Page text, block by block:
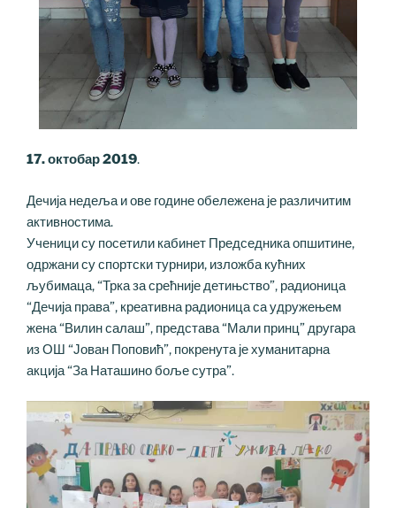
17. октобар 2019.
Дечија недеља и ове године обележена је различитим
активностима.
Ученици су посетили кабинет Председника опшитине,
одржани су спортски турнири, изложба кућних
љубимаца, “Трка за срећније детињство”, радионица
“Дечија права”, креативна радионица са удружењем
жена “Вилин салаш”, представа “Мали принц” другара
из ОШ “Јован Поповић”, покренута је хуманитарна
акција “За Наташино боље сутра”.